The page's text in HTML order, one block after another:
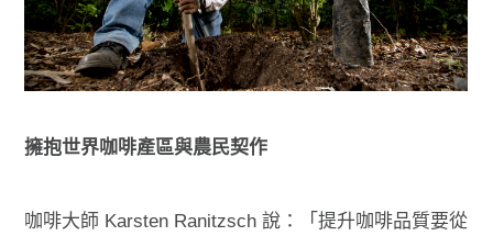
擁抱世界咖啡產區與農民契作
咖啡大師 Karsten Ranitzsch 說：「提升咖啡品質要從